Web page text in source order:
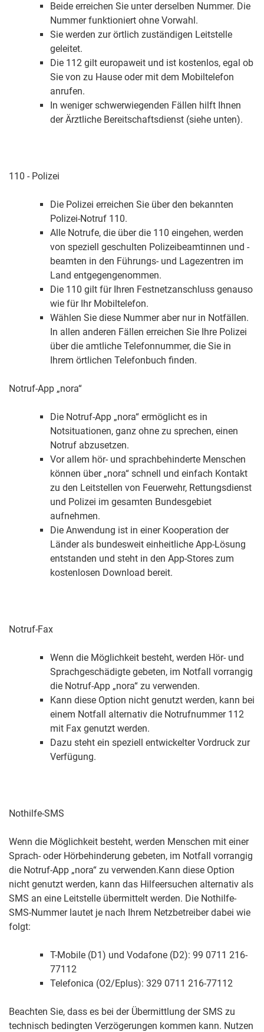
Beide erreichen Sie unter derselben Nummer. Die
Nummer funktioniert ohne Vorwahl.
Sie werden zur örtlich zuständigen Leitstelle
geleitet.
Die 112 gilt europaweit und ist kostenlos, egal ob
Sie von zu Hause oder mit dem Mobiltelefon
anrufen.
In weniger schwerwiegenden Fällen hilft Ihnen
der Ärztliche Bereitschaftsdienst (siehe unten).
110 - Polizei
Die Polizei erreichen Sie über den bekannten
Polizei-Notruf 110.
Alle Notrufe, die über die 110 eingehen, werden
von speziell geschulten Polizeibeamtinnen und -
beamten in den Führungs- und Lagezentren im
Land entgegengenommen.
Die 110 gilt für Ihren Festnetzanschluss genauso
wie für Ihr Mobiltelefon.
Wählen Sie diese Nummer aber nur in Notfällen.
In allen anderen Fällen erreichen Sie Ihre Polizei
über die amtliche Telefonnummer, die Sie in
Ihrem örtlichen Telefonbuch finden.
Notruf-App „nora“
Die Notruf-App „nora“ ermöglicht es in
Notsituationen, ganz ohne zu sprechen, einen
Notruf abzusetzen.
Vor allem hör- und sprachbehinderte Menschen
können über „nora“ schnell und einfach Kontakt
zu den Leitstellen von Feuerwehr, Rettungsdienst
und Polizei im gesamten Bundesgebiet
aufnehmen.
Die Anwendung ist in einer Kooperation der
Länder als bundesweit einheitliche App-Lösung
entstanden und steht in den App-Stores zum
kostenlosen Download bereit.
Notruf-Fax
Wenn die Möglichkeit besteht, werden Hör- und
Sprachgeschädigte gebeten, im Notfall vorrangig
die Notruf-App „nora“ zu verwenden.
Kann diese Option nicht genutzt werden, kann bei
einem Notfall alternativ die Notrufnummer 112
mit Fax genutzt werden.
Dazu steht ein speziell entwickelter Vordruck zur
Verfügung.
Nothilfe-SMS
Wenn die Möglichkeit besteht, werden Menschen mit einer
Sprach- oder Hörbehinderung gebeten, im Notfall vorrangig
die Notruf-App „nora“ zu verwenden.Kann diese Option
nicht genutzt werden, kann das Hilfeersuchen alternativ als
SMS an eine Leitstelle übermittelt werden. Die Nothilfe-
SMS-Nummer lautet je nach Ihrem Netzbetreiber dabei wie
folgt:
T-Mobile (D1) und Vodafone (D2): 99 0711 216-
77112
Telefonica (O2/Eplus): 329 0711 216-77112
Beachten Sie, dass es bei der Übermittlung der SMS zu
technisch bedingten Verzögerungen kommen kann. Nutzen